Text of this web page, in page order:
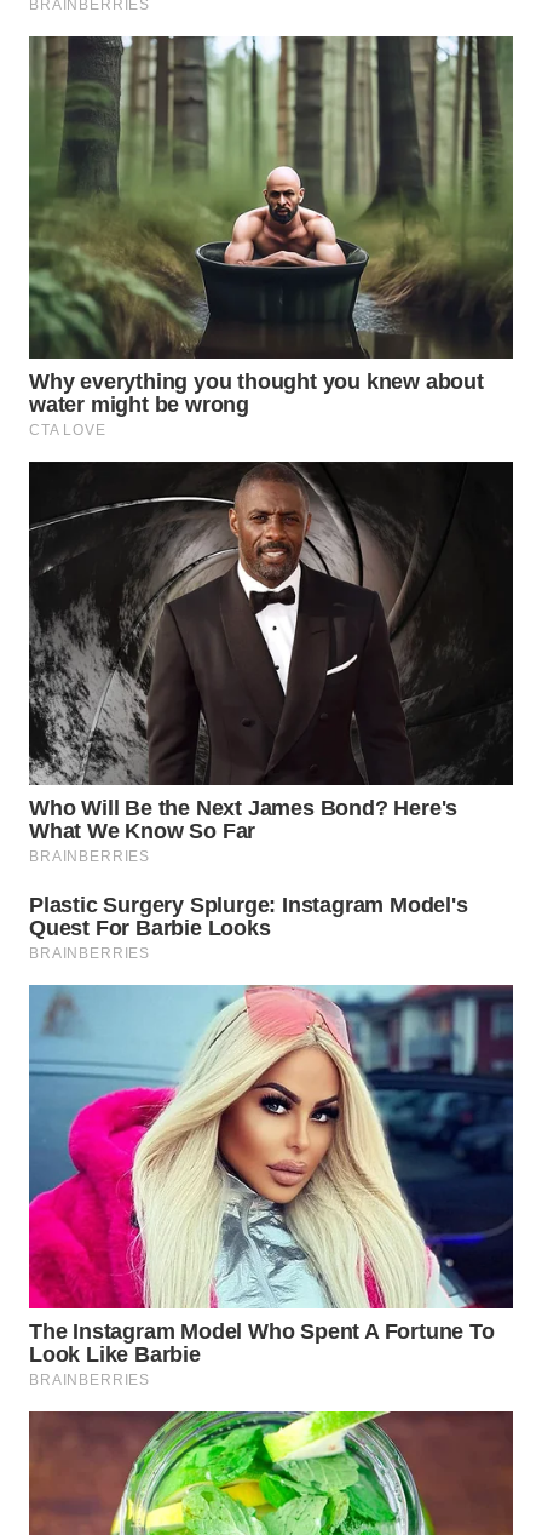
SERDANG
WN
TEBING
TINGGI
WN
PAKPAK
WN
KARAWANG
WN
BEKASI
BOGOR
DEPOK
WN
TAPANULI
UTARA
WN
SAMOSIR
PADANG
LAWAS
WN
SUMEDANG
WN
CIANJUR
WN
KEPULAUAN
SERIBU
WN
TANGERANG
WN